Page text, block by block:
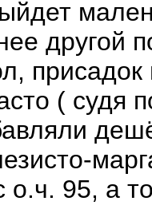
другой
присадок
( судя
о.ч. 95, а